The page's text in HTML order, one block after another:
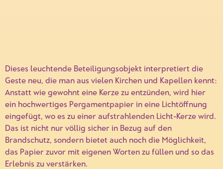
Dieses leuchtende Beteiligungs­objekt interpretiert die
Geste neu, die man aus vielen Kirchen und Kapellen kennt:
Anstatt wie gewohnt eine Kerze zu entzünden, wird hier
ein hochwertiges Pergament­papier in eine Lichtöffnung
eingefügt, wo es zu einer aufstrahlenden Licht-Kerze wird.
Das ist nicht nur völlig sicher in Bezug auf den
Brandschutz, sondern bietet auch noch die Möglichkeit,
das Papier zuvor mit eigenen Worten zu füllen und so das
Erlebnis zu verstärken.